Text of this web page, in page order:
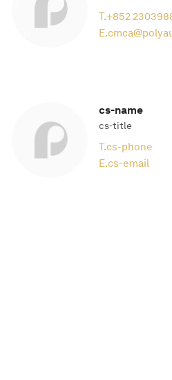
T.+852
E.
cs-name
cs-title
T.cs-phone
E.cs-email